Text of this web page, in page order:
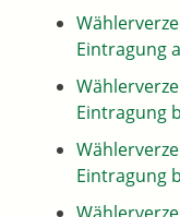
Eintragung
Eintragung
Eintragung